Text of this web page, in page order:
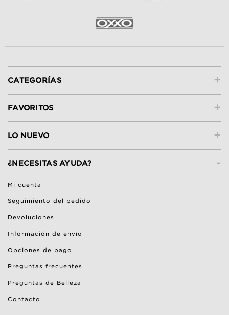
+
CATEGORÍAS
+
FAVORITOS
+
LO NUEVO
-
¿NECESITAS AYUDA?
Mi cuenta
Seguimiento del pedido
Devoluciones
Información de envío
Opciones de pago
Preguntas frecuentes
Preguntas de Belleza
Contacto